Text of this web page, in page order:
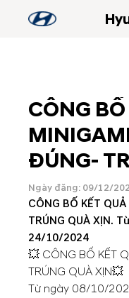
CÔNG
ĐÚNG-
Ngày đăng: 09/12/
CÔNG BỐ KẾT
TRÚNG QUÀ XỊN.
24/10/2024
💥 CÔNG BỐ KẾT
TRÚNG QUÀ XỊN💥
Từ ngày 08/10/